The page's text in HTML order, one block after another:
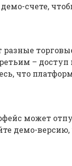
счете,
–
что
может
демо-